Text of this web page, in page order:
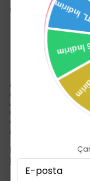
14 gün
Model numarası: IR
Boyut: 150 x 43 x
Ağırlık: 60g (pil
Ölçüm aralığı: 0 -
Ölçüm doğruluğu: ±
Pil: 1 adet. 3V pil,
MİCROLİFE IR 200
Devamını Göster